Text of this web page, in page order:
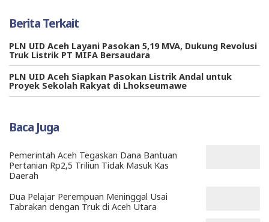
Berita Terkait
PLN UID Aceh Layani Pasokan 5,19 MVA, Dukung Revolusi
Truk Listrik PT MIFA Bersaudara
PLN UID Aceh Siapkan Pasokan Listrik Andal untuk
Proyek Sekolah Rakyat di Lhokseumawe
Baca Juga
Pemerintah Aceh Tegaskan Dana Bantuan
Pertanian Rp2,5 Triliun Tidak Masuk Kas
Daerah
Dua Pelajar Perempuan Meninggal Usai
Tabrakan dengan Truk di Aceh Utara